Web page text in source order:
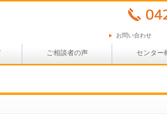
お問い合わせ
ご相談者の声 センター